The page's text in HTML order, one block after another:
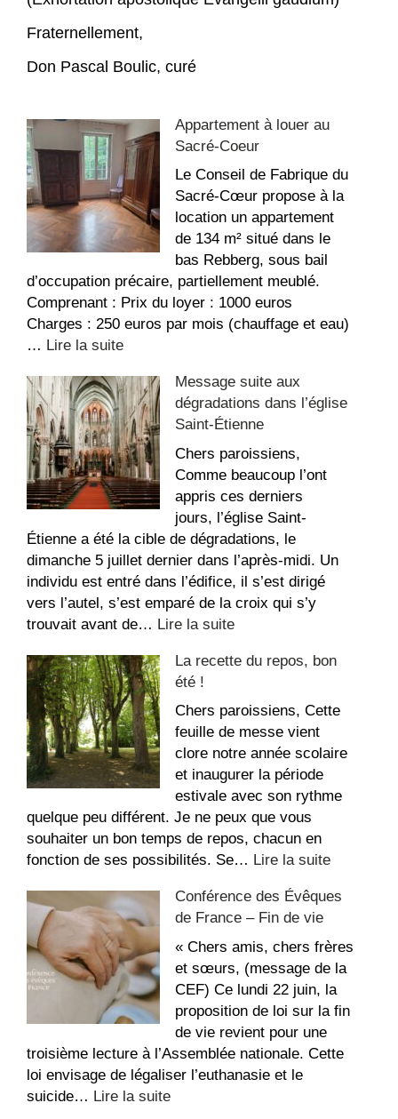
Fraternellement,
Don Pascal Boulic, curé
Appartement à louer au
Sacré-Coeur
Le Conseil de Fabrique du
Sacré-Cœur propose à la
location un appartement
de 134 m² situé dans le
bas Rebberg, sous bail
d’occupation précaire, partiellement meublé.
Comprenant : Prix du loyer : 1000 euros
Charges : 250 euros par mois (chauffage et eau)
… Lire la suite:
à
louer
au
Sacré-
Coeur
Message suite aux
dégradations dans l’église
Saint-Étienne
Chers paroissiens,
Comme beaucoup l’ont
appris ces derniers
jours, l’église Saint-
Étienne a été la cible de dégradations, le
dimanche 5 juillet dernier dans l’après-midi. Un
individu est entré dans l’édifice, il s’est dirigé
vers l’autel, s’est emparé de la croix qui s’y
trouvait avant de… Lire la suite:
suite
dégradations
dans
l’église
Saint-
Étienne
La recette du repos, bon
été !
Chers paroissiens, Cette
feuille de messe vient
clore notre année scolaire
et inaugurer la période
estivale avec son rythme
quelque peu différent. Je ne peux que vous
souhaiter un bon temps de repos, chacun en
fonction de ses possibilités. Se… Lire la suite:
recette
repos,
bon
été
Conférence des Évêques
de France – Fin de vie
« Chers amis, chers frères
et sœurs, (message de la
CEF) Ce lundi 22 juin, la
proposition de loi sur la fin
de vie revient pour une
troisième lecture à l’Assemblée nationale. Cette
loi envisage de légaliser l’euthanasie et le
suicide… Lire la suite: